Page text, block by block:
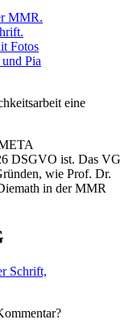
eine
DSGVO ist. Das VG
wie Prof. Dr.
in der MMR